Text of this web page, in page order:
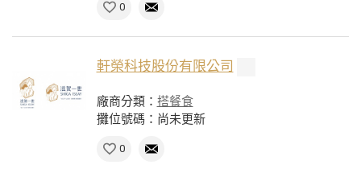
0
軒榮科技股份有限公司
廠商分類： 搭餐食
攤位號碼：尚未更新
0